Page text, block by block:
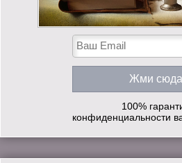
100%
конфиденциальности